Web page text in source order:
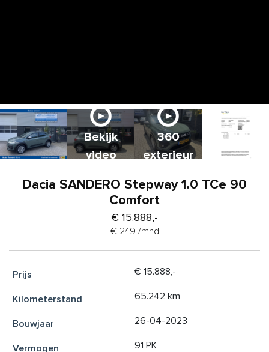
Bekijk
video
360
exterieur
Dacia SANDERO Stepway 1.0 TCe 90
Comfort
€ 15.888,-
€ 249 /mnd
€ 15.888,-
65.242 km
26-04-2023
91 PK